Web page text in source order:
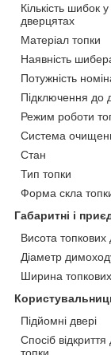
Кількість шибок у
дверцятах
Матеріал топки
Наявність
Потужність
Підключення до
Режим роботи
Система
Стан
Тип топки
Форма скла
Габаритні і
Висота топкових
Діаметр
Ширина
Підйомні двері
Спосіб
топки